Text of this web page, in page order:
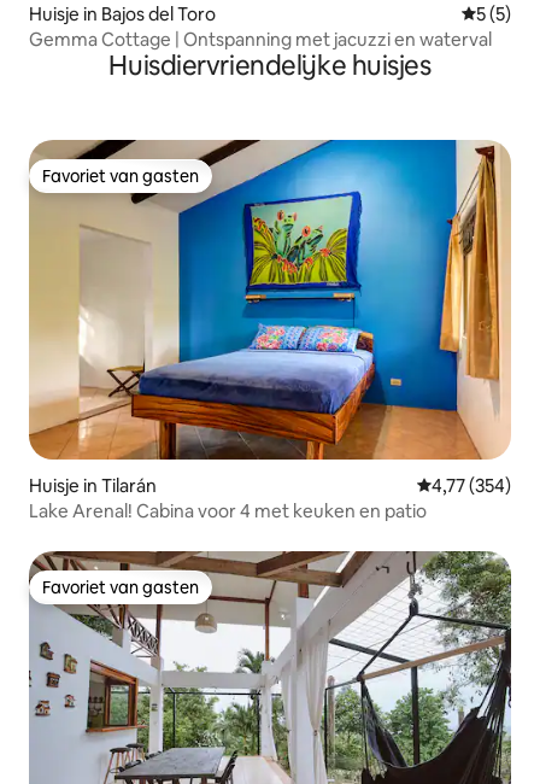
Huisje in Bajos del Toro
5 (5)
Gemma Cottage | Ontspanning met jacuzzi en waterval
Huisdiervriendelijke huisjes
Favoriet van gasten
Favoriet van gasten
Huisje in Tilarán Gemiddelde
4,77 (354)
Lake Arenal! Cabina voor 4 met keuken en patio
Favoriet van gasten
Favoriet van gasten